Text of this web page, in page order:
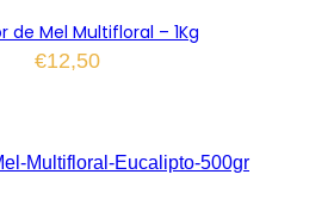
de Mel Multifloral – 1Kg
€12,50